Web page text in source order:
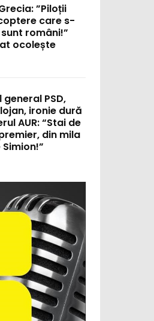
”Piloții
care s-
români!”
ocolește
PSD,
ironie dură
AUR: “Stai de
din mila